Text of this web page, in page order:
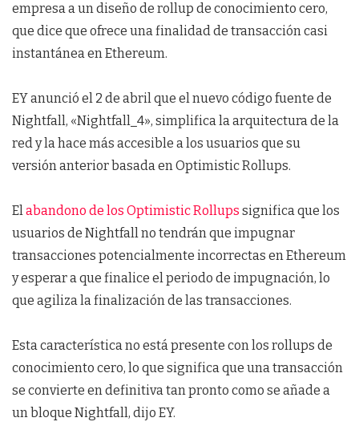
empresa a un diseño de rollup de conocimiento cero,
que dice que ofrece una finalidad de transacción casi
instantánea en Ethereum.
EY anunció el 2 de abril que el nuevo código fuente de
Nightfall, «Nightfall_4», simplifica la arquitectura de la
red y la hace más accesible a los usuarios que su
versión anterior basada en Optimistic Rollups.
Elabandono de los Optimistic Rollups significa que los
usuarios de Nightfall no tendrán que impugnar
transacciones potencialmente incorrectas en Ethereum
y esperar a que finalice el periodo de impugnación, lo
que agiliza la finalización de las transacciones.
Esta característica no está presente con los rollups de
conocimiento cero, lo que significa que una transacción
se convierte en definitiva tan pronto como se añade a
un bloque Nightfall, dijo EY.